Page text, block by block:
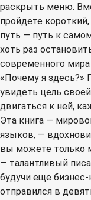
раскрыть меню.
пройдете
путь — путь к
хоть раз
современного
«Почему я здесь?»
увидеть цель
двигаться к ней,
Эта книга —
языков, —
вы можете только
— талантливый
будучи еще
отправился в